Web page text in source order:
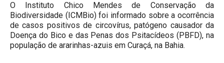
O Instituto Chico Mendes de Conservação da
Biodiversidade (ICMBio) foi informado sobre a ocorrência
de casos positivos de circovírus, patógeno causador da
Doença do Bico e das Penas dos Psitacídeos (PBFD), na
população de ararinhas-azuis em Curaçá, na Bahia.